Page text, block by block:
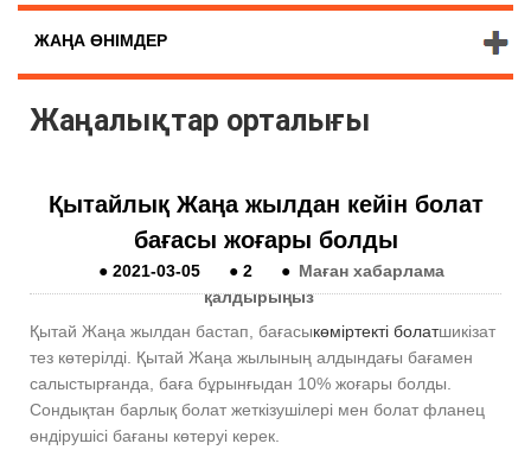
ЖАҢА ӨНІМДЕР
Жаңалықтар орталығы
Қытайлық Жаңа жылдан кейін болат
бағасы жоғары болды
● 2021-03-05 ● 2 ● Маған хабарлама
қалдырыңыз
Қытай Жаңа жылдан бастап, бағасыкөміртекті болатшикізат
тез көтерілді. Қытай Жаңа жылының алдындағы бағамен
салыстырғанда, баға бұрынғыдан 10% жоғары болды.
Сондықтан барлық болат жеткізушілері мен болат фланец
өндірушісі бағаны көтеруі керек.